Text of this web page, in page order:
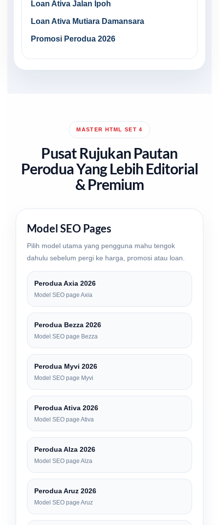
Loan Ativa Jalan Ipoh
Loan Ativa Mutiara Damansara
Promosi Perodua 2026
MASTER HTML SET 4
Pusat Rujukan Pautan
Perodua Yang Lebih Editorial
& Premium
Model SEO Pages
Pilih model utama yang pengguna mahu tengok
dahulu sebelum pergi ke harga, promosi atau loan.
Perodua Axia 2026
Model SEO page Axia
Perodua Bezza 2026
Model SEO page Bezza
Perodua Myvi 2026
Model SEO page Myvi
Perodua Ativa 2026
Model SEO page Ativa
Perodua Alza 2026
Model SEO page Alza
Perodua Aruz 2026
Model SEO page Aruz